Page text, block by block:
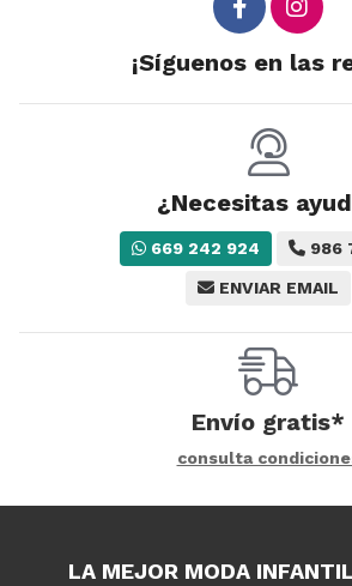
¡Síguenos en las
¿Necesitas
669 242 924 986
ENVIAR EMAIL
Envío gratis*
consulta
LA MEJOR MODA